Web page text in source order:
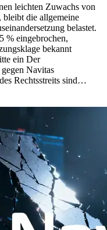
leichten Zuwachs von
die allgemeine
belastet.
% eingebrochen,
bekannt
ein Der
Navitas
Rechtsstreits sind…